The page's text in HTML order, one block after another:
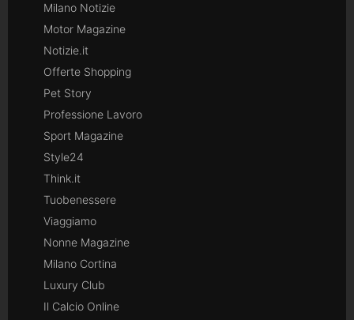
Milano Notizie
Motor Magazine
Notizie.it
Offerte Shopping
Pet Story
Professione Lavoro
Sport Magazine
Style24
Think.it
Tuobenessere
Viaggiamo
Nonne Magazine
Milano Cortina
Luxury Club
Il Calcio Online